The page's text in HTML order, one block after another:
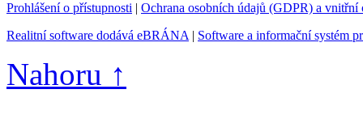
Prohlášení o přístupnosti | Ochrana osobních údajů (GDPR) a vnitřní
Realitní software dodává eBRÁNA | Software a informační systém
Nahoru ↑